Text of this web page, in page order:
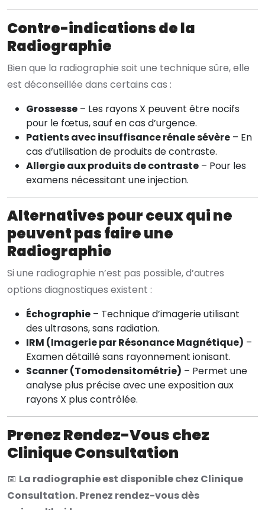
Contre-indications de la
Radiographie
Bien que la radiographie soit une technique sûre, elle
est déconseillée dans certains cas :
Grossesse – Les rayons X peuvent être nocifs
pour le fœtus, sauf en cas d’urgence.
Patients avec insuffisance rénale sévère – En
cas d’utilisation de produits de contraste.
Allergie aux produits de contraste – Pour les
examens nécessitant une injection.
Alternatives pour ceux qui ne
peuvent pas faire une
Radiographie
Si une radiographie n’est pas possible, d’autres
options diagnostiques existent :
Échographie – Technique d’imagerie utilisant
des ultrasons, sans radiation.
IRM (Imagerie par Résonance Magnétique) –
Examen détaillé sans rayonnement ionisant.
Scanner (Tomodensitométrie) – Permet une
analyse plus précise avec une exposition aux
rayons X plus contrôlée.
Prenez Rendez-Vous chez
Clinique Consultation
📅 La radiographie est disponible chez Clinique
Consultation. Prenez rendez-vous dès